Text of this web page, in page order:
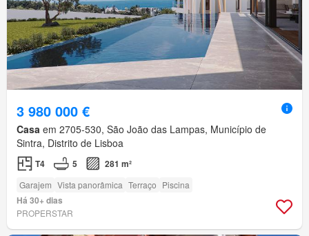
3 980 000 €
Casa em 2705-530, São João das Lampas, Município de
Sintra, Distrito de Lisboa
T4 5 281 m²
Garajem Vista panorâmica Terraço Piscina
Há 30+ dias
PROPERSTAR